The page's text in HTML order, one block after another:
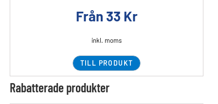
Från 33 Kr
inkl. moms
TILL PRODUKT
Rabatterade produkter